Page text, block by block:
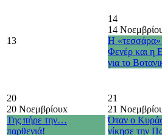
13
14
14
Η «τεσσάρα»
Φενέρ και η
για το
20
20 Νοεμβρίουx
Της πήρε την…
παρθενιά!
21
21
Όταν ο
νίκησε την